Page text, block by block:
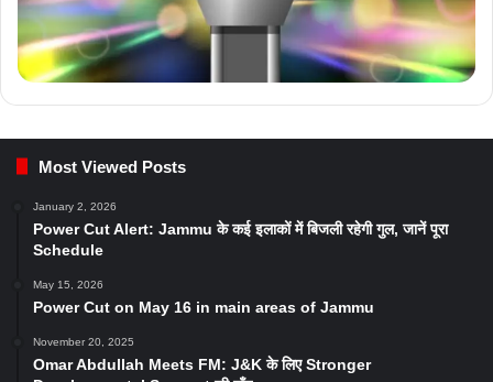
Most Viewed Posts
January 2, 2026
Power Cut Alert: Jammu के कई इलाकों में बिजली रहेगी गुल, जानें पूरा
Schedule
May 15, 2026
Power Cut on May 16 in main areas of Jammu
November 20, 2025
Omar Abdullah Meets FM: J&K के लिए Stronger